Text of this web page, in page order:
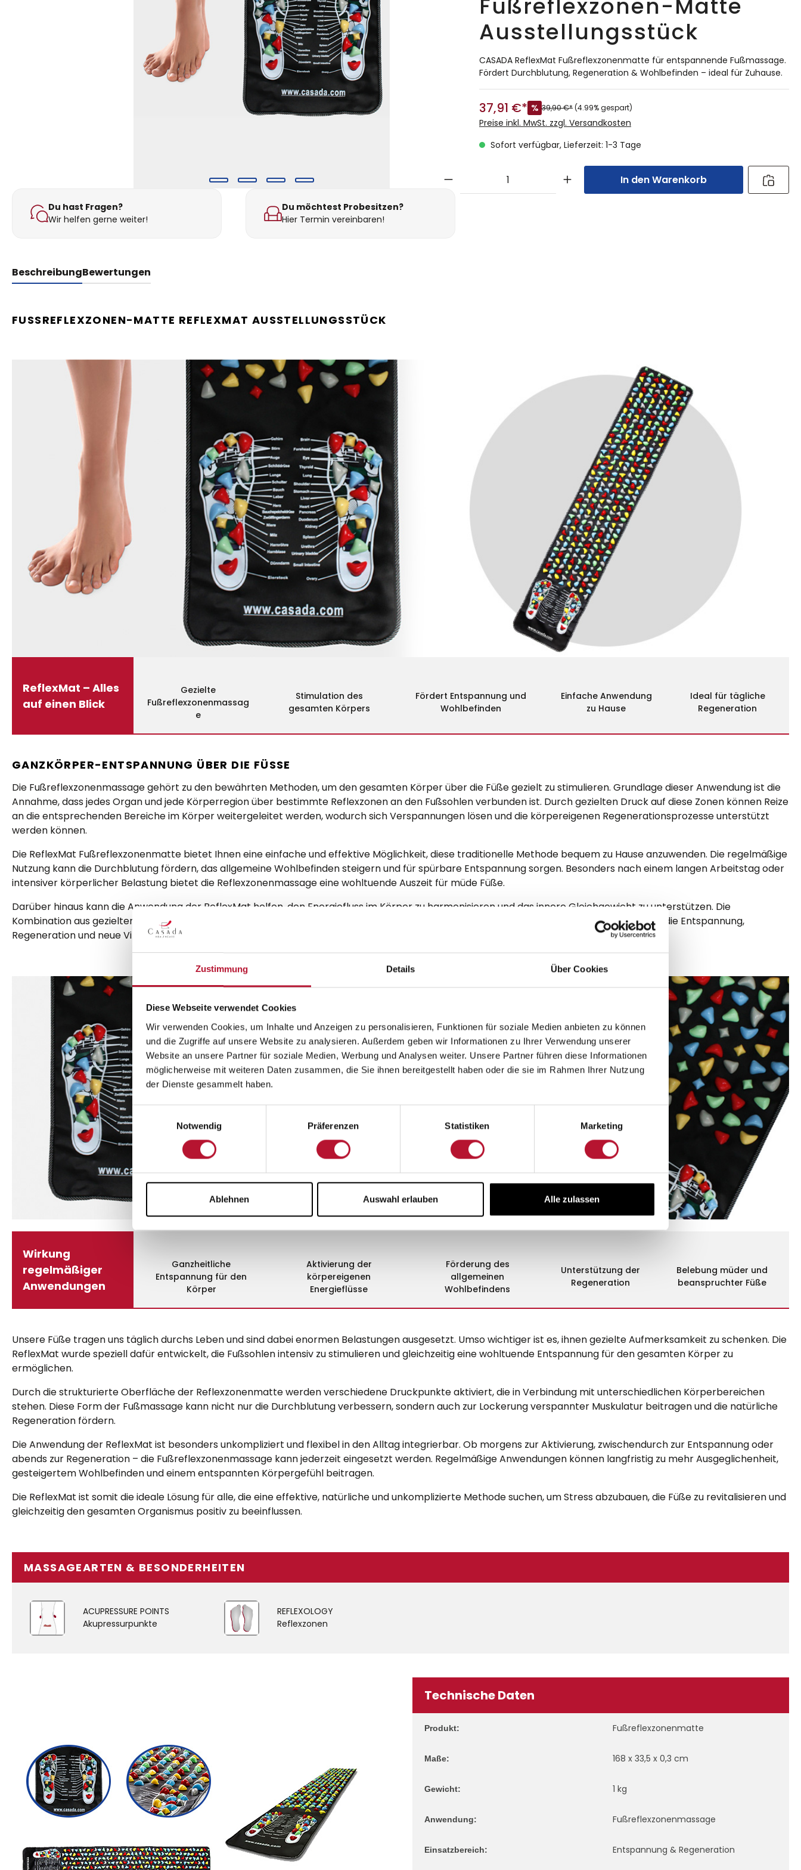
Zustimmung Details Über Cookies
Diese Webseite verwendet Cookies
Wir verwenden Cookies, um Inhalte und Anzeigen zu personalisieren, Funktionen für soziale Medien anbieten zu können
und die Zugriffe auf unsere Website zu analysieren. Außerdem geben wir Informationen zu Ihrer Verwendung unserer
Website an unsere Partner für soziale Medien, Werbung und Analysen weiter. Unsere Partner führen diese Informationen
möglicherweise mit weiteren Daten zusammen, die Sie ihnen bereitgestellt haben oder die sie im Rahmen Ihrer Nutzung
der Dienste gesammelt haben.
Notwendig
Präferenzen Statistiken Marketing
Ablehnen Auswahl erlauben Alle zulassen
Du hast Fragen?
Wir helfen gerne weiter!
Du möchtest Probesitzen?
Hier Termin vereinbaren!
Fußreflexzonen-Matte
Ausstellungsstück
CASADA ReflexMat Fußreflexzonenmatte für entspannende Fußmassage.
Fördert Durchblutung, Regeneration & Wohlbefinden – ideal für Zuhause.
37,91 €* % 39,90 €*(4.99% gespart)
Preise inkl. MwSt. zzgl. Versandkosten
Sofort verfügbar, Lieferzeit: 1-3 Tage
In den Warenkorb
BeschreibungBewertungen
FUSSREFLEXZONEN-MATTE REFLEXMAT AUSSTELLUNGSSTÜCK
ReflexMat – Alles
auf einen Blick
Gezielte
Fußreflexzonenmassag
e
Stimulation des
gesamten Körpers
Fördert Entspannung und
Wohlbefinden
Einfache Anwendung
zu Hause
Ideal für tägliche
Regeneration
GANZKÖRPER-ENTSPANNUNG ÜBER DIE FÜSSE
Die Fußreflexzonenmassage gehört zu den bewährten Methoden, um den gesamten Körper über die Füße gezielt zu stimulieren. Grundlage dieser Anwendung ist die
Annahme, dass jedes Organ und jede Körperregion über bestimmte Reflexzonen an den Fußsohlen verbunden ist. Durch gezielten Druck auf diese Zonen können Reize
an die entsprechenden Bereiche im Körper weitergeleitet werden, wodurch sich Verspannungen lösen und die körpereigenen Regenerationsprozesse unterstützt
werden können.
Die ReflexMat Fußreflexzonenmatte bietet Ihnen eine einfache und effektive Möglichkeit, diese traditionelle Methode bequem zu Hause anzuwenden. Die regelmäßige
Nutzung kann die Durchblutung fördern, das allgemeine Wohlbefinden steigern und für spürbare Entspannung sorgen. Besonders nach einem langen Arbeitstag oder
intensiver körperlicher Belastung bietet die Reflexzonenmassage eine wohltuende Auszeit für müde Füße.
Darüber hinaus kann die Anwendung der ReflexMat helfen, den Energiefluss im Körper zu harmonisieren und das innere Gleichgewicht zu unterstützen. Die
Kombination aus gezielter Stimulation, Druckpunkten und angenehmer Anwendung macht die ReflexMat zu einem idealen Begleiter für alle, die Entspannung,
Regeneration und neue Vitalität in ihren Alltag integrieren möchten.
Wirkung
regelmäßiger
Anwendungen
Ganzheitliche
Entspannung für den
Körper
Aktivierung der
körpereigenen
Energieflüsse
Förderung des
allgemeinen
Wohlbefindens
Unterstützung der
Regeneration
Belebung müder und
beanspruchter Füße
Unsere Füße tragen uns täglich durchs Leben und sind dabei enormen Belastungen ausgesetzt. Umso wichtiger ist es, ihnen gezielte Aufmerksamkeit zu schenken. Die
ReflexMat wurde speziell dafür entwickelt, die Fußsohlen intensiv zu stimulieren und gleichzeitig eine wohltuende Entspannung für den gesamten Körper zu
ermöglichen.
Durch die strukturierte Oberfläche der Reflexzonenmatte werden verschiedene Druckpunkte aktiviert, die in Verbindung mit unterschiedlichen Körperbereichen
stehen. Diese Form der Fußmassage kann nicht nur die Durchblutung verbessern, sondern auch zur Lockerung verspannter Muskulatur beitragen und die natürliche
Regeneration fördern.
Die Anwendung der ReflexMat ist besonders unkompliziert und flexibel in den Alltag integrierbar. Ob morgens zur Aktivierung, zwischendurch zur Entspannung oder
abends zur Regeneration – die Fußreflexzonenmassage kann jederzeit eingesetzt werden. Regelmäßige Anwendungen können langfristig zu mehr Ausgeglichenheit,
gesteigertem Wohlbefinden und einem entspannten Körpergefühl beitragen.
Die ReflexMat ist somit die ideale Lösung für alle, die eine effektive, natürliche und unkomplizierte Methode suchen, um Stress abzubauen, die Füße zu revitalisieren und
gleichzeitig den gesamten Organismus positiv zu beeinflussen.
MASSAGEARTEN & BESONDERHEITEN
ACUPRESSURE POINTS
Akupressurpunkte
REFLEXOLOGY
Reflexzonen
Technische Daten
Produkt: Fußreflexzonenmatte
Maße: 168 x 33,5 x 0,3 cm
Gewicht: 1 kg
Anwendung: Fußreflexzonenmassage
Einsatzbereich: Entspannung & Regeneration